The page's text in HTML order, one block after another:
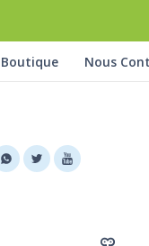
Boutique Nous